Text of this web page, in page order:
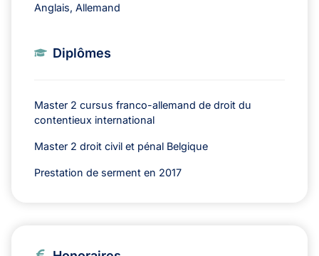
Anglais, Allemand
Diplômes
Master 2 cursus franco-allemand de droit du
contentieux international
Master 2 droit civil et pénal Belgique
Prestation de serment en 2017